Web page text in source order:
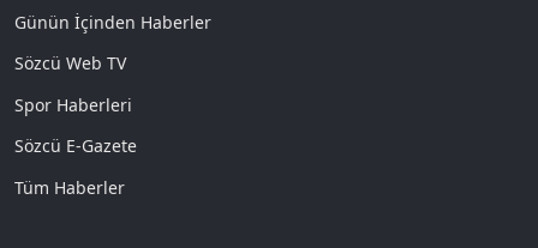
Günün İçinden Haberler
Sözcü Web TV
Spor Haberleri
Sözcü E-Gazete
Tüm Haberler